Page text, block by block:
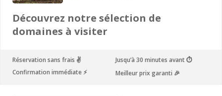
Visite cave & dégustation vin Narbonne
Abbaye de Fontfroide
Découvrez notre sélection de
domaines à visiter
Réservation sans frais ✌️
Jusqu’à 30 minutes avant ⏱
Confirmation immédiate ⚡️
Meilleur prix garanti 🎉